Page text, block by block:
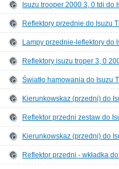
Isuzu trooper 2000 3, 0 tdi do
Reflektory przednie do Isuzu
Lampy przednie-leflektory do
Reflektory isuzu troper 3, 0
Światło hamowania do Isuzu
Kierunkowskaz (przedni) do
Reflektor przedni zestaw do
Kierunkowskaz (przedni) do
Reflektor przedni - wkładka